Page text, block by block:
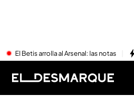
El Betis arrolla al Arsenal: las notas